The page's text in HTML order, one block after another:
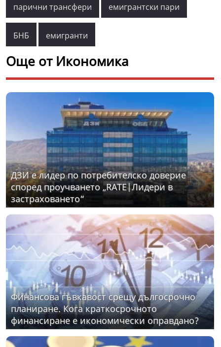
парични трансфери емигрантски пари
БНБ емигранти
Още от Икономика
ДЗИ е лидер по потребителско доверие
според проучването „RATE|Лидери в
застраховането“
Финансова гъвкавост срещу дългосрочно
планиране. Кога краткосрочното
финансиране е икономически оправдано?